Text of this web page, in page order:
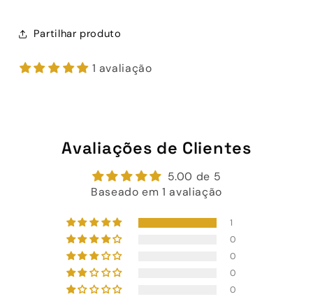
Partilhar produto
1 avaliação
Avaliações de Clientes
5.00 de 5
Baseado em 1 avaliação
1
0
0
0
0